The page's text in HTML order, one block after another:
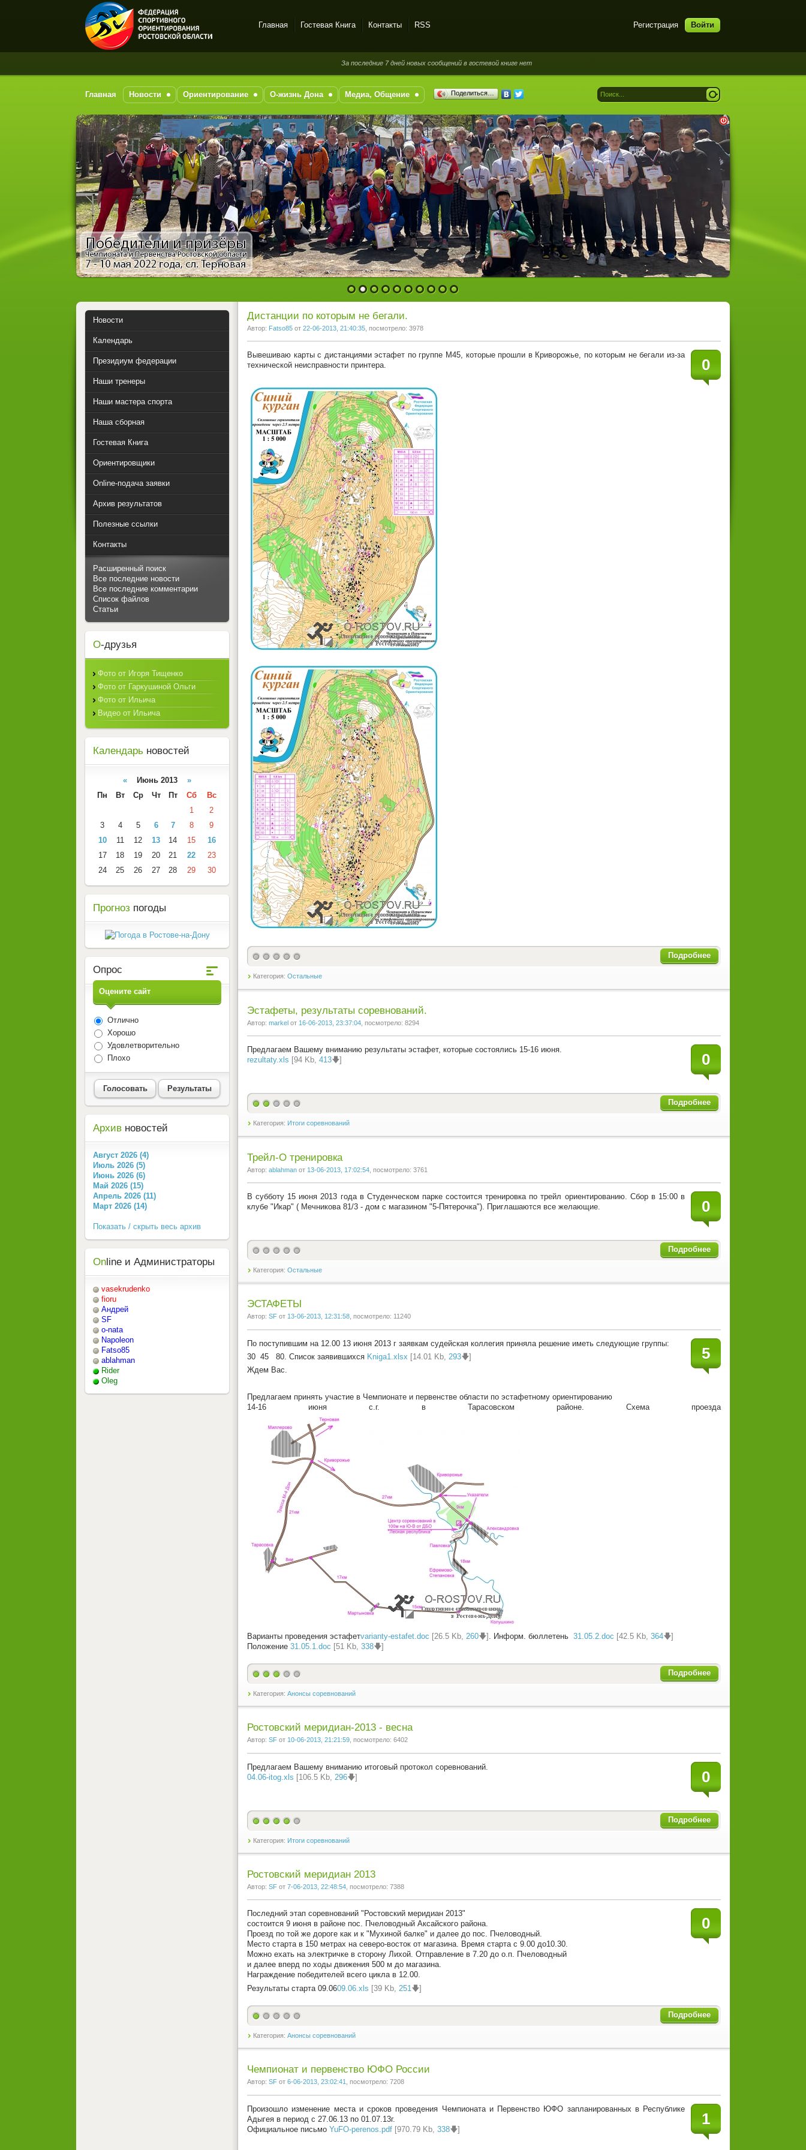
Спортивное
на-Дону
Регистрация Войти
Главная Гостевая Книга Контакты RSS
За последние 7 дней новых сообщений в гостевой книге нет
Главная Новости Ориентирование О-жизнь Дона Медиа, Общение Поделиться…
1 2 3 4 5 6 7 8 9 10
Дистанции по которым не бегали.
Автор: Fatso85 от 22-06-2013, 21:40:35 , посмотрело: 3978
0
Вывешиваю карты с дистанциями эстафет по группе М45, которые прошли в Криворожье, по которым не бегали из-за
технической неисправности принтера.
Подробнее
Категория: Остальные
Эстафеты, результаты соревнований.
Автор: markel от 16-06-2013, 23:37:04 , посмотрело: 8294
0
Предлагаем Вашему вниманию результаты эстафет, которые состоялись 15-16 июня.
rezultaty.xls [94 Kb, 413🡇]
Подробнее
Категория: Итоги соревнований
Трейл-О тренировка
Автор: ablahman от 13-06-2013, 17:02:54 , посмотрело: 3761
0
В субботу 15 июня 2013 года в Студенческом парке состоится тренировка по трейл ориентированию. Сбор в 15:00 в
клубе "Икар" ( Мечникова 81/3 - дом с магазином "5-Пятерочка"). Приглашаются все желающие.
Подробнее
Категория: Остальные
ЭСТАФЕТЫ
Автор: SF от 13-06-2013, 12:31:58, посмотрело: 11240
5
По поступившим на 12.00 13 июня 2013 г заявкам судейская коллегия приняла решение иметь следующие группы:
30 45 80. Список заявившихся Kniga1.xlsx [14.01 Kb, 293🡇]
Ждем Вас.
Предлагаем принять участие в Чемпионате и первенстве области по эстафетному ориентированию
14-16 июня с.г. в Тарасовском районе. Схема проезда
Варианты проведения эстафетvarianty-estafet.doc [26.5 Kb, 260🡇] . Информ. бюллетень 31.05.2.doc [42.5 Kb, 364🡇]
Положение 31.05.1.doc [51 Kb, 338🡇]
Подробнее
Категория: Анонсы соревнований
Ростовский меридиан-2013 - весна
Автор: SF от 10-06-2013, 21:21:59 , посмотрело: 6402
0
Предлагаем Вашему вниманию итоговый протокол соревнований.
04.06-itog.xls [106.5 Kb, 296🡇]
Подробнее
Категория: Итоги соревнований
Ростовский меридиан 2013
Автор: SF от 7-06-2013, 22:48:54 , посмотрело: 7388
0
Последний этап соревнований "Ростовский меридиан 2013"
состоится 9 июня в районе пос. Пчеловодный Аксайского района.
Проезд по той же дороге как и к "Мухиной балке" и далее до пос. Пчеловодный.
Место старта в 150 метрах на северо-восток от магазина. Время старта с 9.00 до10.30.
Можно ехать на электричке в сторону Лихой. Отправление в 7.20 до о.п. Пчеловодный
и далее вперд по ходы движения 500 м до магазина.
Награждение победителей всего цикла в 12.00.
Результаты старта 09.0609.06.xls [39 Kb, 251 🡇]
Подробнее
Категория: Анонсы соревнований
Чемпионат и первенство ЮФО России
Автор: SF от 6-06-2013, 23:02:41 , посмотрело: 7208
1
Произошло изменение места и сроков проведения Чемпионата и Первенство ЮФО запланированных в Республике
Адыгея в период с 27.06.13 по 01.07.13г.
Официальное письмо YuFO-perenos.pdf [970.79 Kb, 338🡇]
Новости
Календарь
Президиум федерации
Наши тренеры
Наши мастера спорта
Наша сборная
Гостевая Книга
Ориентировщики
Online-подача заявки
Архив результатов
Полезные ссылки
Контакты
Расширенный поиск
Все последние новости
Все последние комментарии
Список файлов
Статьи
О-друзья
Фото от Игоря Тищенко
Фото от Гаркушиной Ольги
Фото от Ильича
Видео от Ильича
Календарь новостей
« Июнь 2013 »
Пн
Вт Ср Чт Пт Сб
Вс
1
2
3
4 5 6 7 8
9
10
11 12 13 14 15
16
17
18 19 20 21 22
23
24
25 26 27 28 29 30
Прогноз погоды
Опрос
Оцените сайт
Отлично
Хорошо
Удовлетворительно
Плохо
Голосовать Результаты
Архив новостей
Август 2026 (4)
Июль 2026 (5)
Июнь 2026 (6)
Май 2026 (15)
Апрель 2026 (11)
Март 2026 (14)
Показать / скрыть весь архив
On line и Администраторы
vasekrudenko
fioru
Андрей
SF
o-nata
Napoleon
Fatso85
ablahman
Rider
Oleg